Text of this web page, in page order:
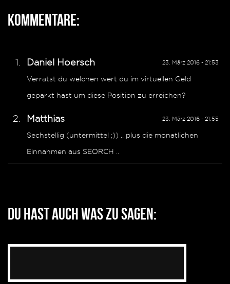
Kommentare:
23. März 2016 - 21:53
Daniel Hoersch
Verrätst du welchen wert du im virtuellen Geld
geparkt hast um diese Position zu erreichen?
23. März 2016 - 21:55
Matthias
Sechstellig (untermittel ;)) .. plus die monatlichen
Einnahmen aus SEORCH ..
Du hast auch was zu sagen: